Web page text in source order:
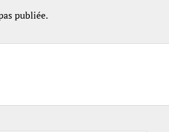
publiée.